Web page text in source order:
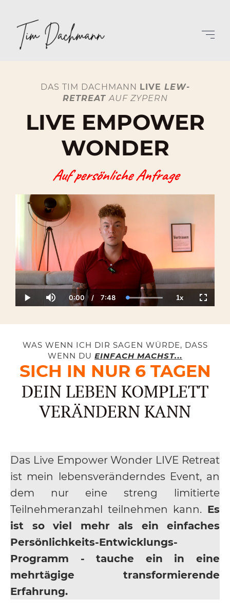
DAS TIM DACHMANN LIVE LEW-
RETREATAUF ZYPERN
LIVE EMPOWER
WONDER
Auf persönliche Anfrage
Play Mute
Current
Time
0:00 / Duration
7:48 Loaded
100.00%
1xPlayback
Rate
WAS WENN ICH DIR SAGEN WÜRDE, DASS
WENN DU EINFACH MACHST...
SICH IN NUR 6 TAGEN
DEIN LEBEN KOMPLETT
VERÄNDERN KANN
Das Live Empower Wonder LIVE Retreat
ist mein lebensveränderndes Event, an
dem nur eine streng limitierte
Teilnehmeranzahl teilnehmen kann. Es
ist so viel mehr als ein einfaches
Persönlichkeits-Entwicklungs-
Programm - tauche ein in eine
mehrtägige transformierende
Erfahrung.